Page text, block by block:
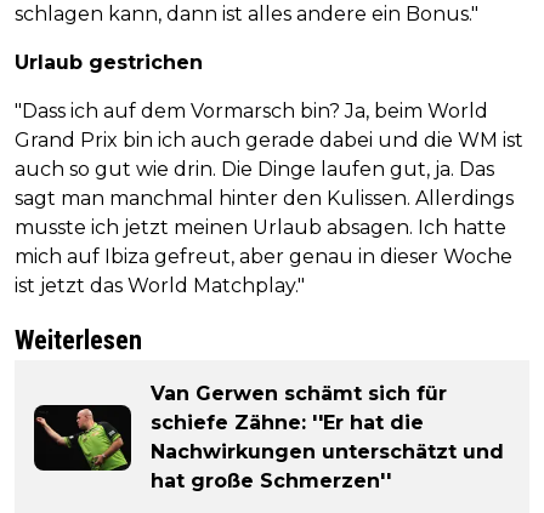
schlagen kann, dann ist alles andere ein Bonus."
Urlaub gestrichen
"Dass ich auf dem Vormarsch bin? Ja, beim World
Grand Prix bin ich auch gerade dabei und die WM ist
auch so gut wie drin. Die Dinge laufen gut, ja. Das
sagt man manchmal hinter den Kulissen. Allerdings
musste ich jetzt meinen Urlaub absagen. Ich hatte
mich auf Ibiza gefreut, aber genau in dieser Woche
ist jetzt das World Matchplay."
Weiterlesen
Van Gerwen schämt sich für
schiefe Zähne: ''Er hat die
Nachwirkungen unterschätzt und
hat große Schmerzen''